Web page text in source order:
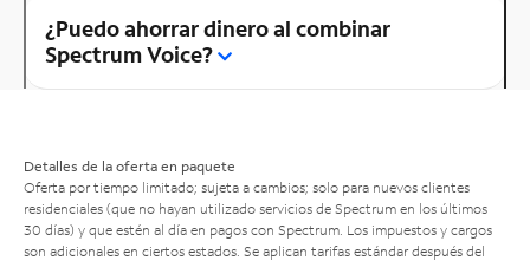
¿Puedo ahorrar dinero al combinar
Spectrum Voice?
Detalles de la oferta en paquete
Oferta por tiempo limitado; sujeta a cambios; solo para nuevos clientes
residenciales (que no hayan utilizado servicios de Spectrum en los últimos
30 días) y que estén al día en pagos con Spectrum. Los impuestos y cargos
son adicionales en ciertos estados. Se aplican tarifas estándar después del